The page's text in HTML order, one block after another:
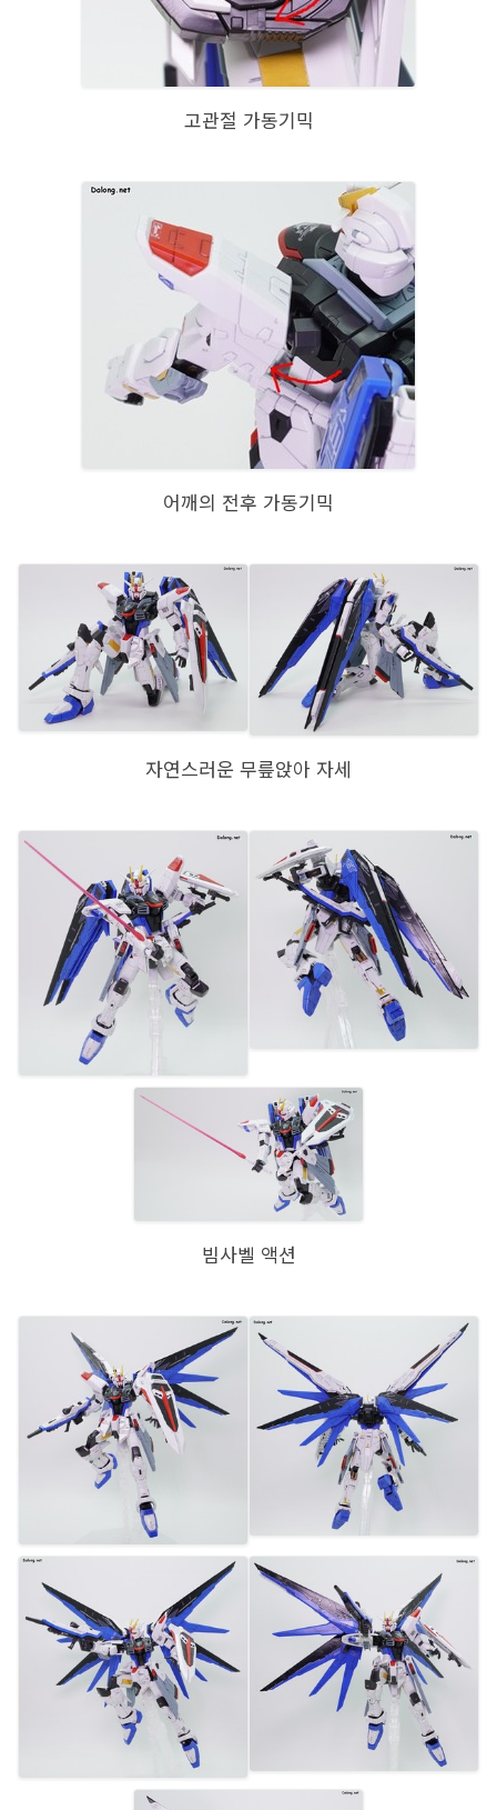
고관절 가동기믹
어깨의 전후 가동기믹
자연스러운 무릎앉아 자세
빔사벨 액션